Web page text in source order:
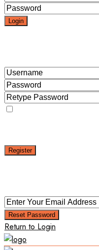
Login
Register
Reset Password
Return to Login